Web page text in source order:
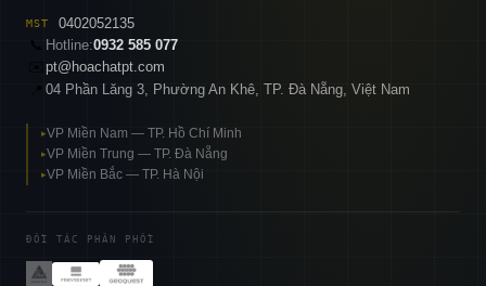
MST
0402052135
📞 Hotline:0932 585 077
pt@hoachatpt.com
04 Phần Lăng 3, Phường An Khê, TP. Đà Nẵng, Việt Nam
▸VP Miền Nam — TP. Hồ Chí Minh
▸VP Miền Trung — TP. Đà Nẵng
▸VP Miền Bắc — TP. Hà Nội
ĐỐI TÁC PHÂN PHỐI